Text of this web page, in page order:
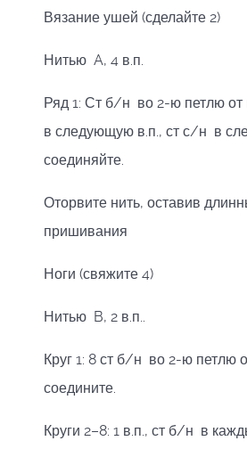
Вязание ушей (сделайте 2)
Нитью A, 4 в.п.
Ряд 1: Ст б/н во 2-ю петлю
в следующую в.п., ст с/н в
соединяйте.
Оторвите нить, оставив
пришивания
Ноги (свяжите 4)
Нитью B, 2 в.п..
Круг 1: 8 ст б/н во 2-ю петлю
соедините.
Круги 2–8: 1 в.п., ст б/н в